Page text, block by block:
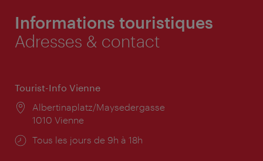
Informations touristiques
Adresses & contact
Tourist-Info Vienne
Lieu:
Albertinaplatz/Maysedergasse
1010 Vienne
Horaires
Tous les jours de 9h à 18h